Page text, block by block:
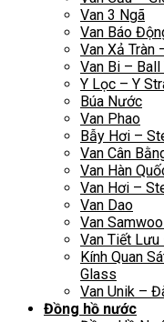
Van 3 Ngã
Van Báo
Van Xả Tràn
Van Bi –
Y Lọc – Y
Búa Nước
Van Phao
Bẫy Hơi –
Van Cân
Van Hàn
Van Hơi –
Van Dao
Van
Van Tiết
Kính Quan
Glass
Van Unik –
Đồng hồ nước